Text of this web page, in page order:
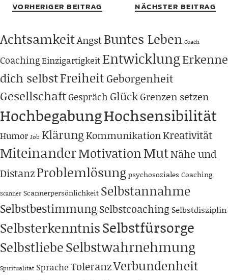
VORHERIGER BEITRAG NÄCHSTER BEITRAG
AchtsamkeitAngstBuntes Leben Coach
CoachingEinzigartigkeit EntwicklungErkenne
dich selbstFreiheit Geborgenheit
GesellschaftGespräch GlückGrenzen setzen
HochbegabungHochsensibilität
Humor Job KlärungKommunikationKreativität
MiteinanderMotivationMutNähe und
DistanzProblemlösungpsychosoziales Coaching
Scanner Scannerpersönlichkeit Selbstannahme
Selbstbestimmung Selbstcoaching Selbstdisziplin
SelbsterkenntnisSelbstfürsorge
SelbstliebeSelbstwahrnehmung
Spiritualität Sprache ToleranzVerbundenheit